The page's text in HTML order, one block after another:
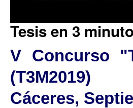
Tesis en 3
V Concurso
(T3M2019)
Cáceres,